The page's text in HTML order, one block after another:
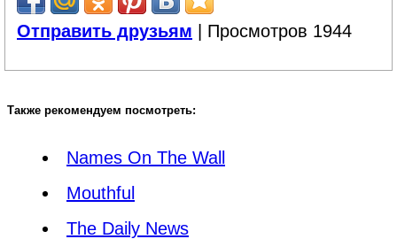
Отправить друзьям | Просмотров 1944
Также рекомендуем посмотреть:
Names On The Wall
Mouthful
The Daily News